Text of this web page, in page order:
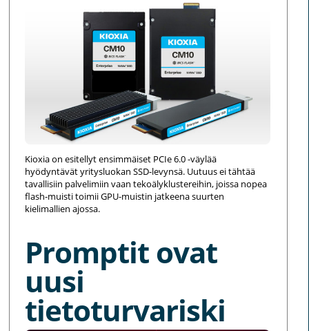
Kioxia on esitellyt ensimmäiset PCIe 6.0 -väylää
hyödyntävät yritysluokan SSD-levynsä. Uutuus ei tähtää
tavallisiin palvelimiin vaan tekoälyklustereihin, joissa nopea
flash-muisti toimii GPU-muistin jatkeena suurten
kielimallien ajossa.
Promptit ovat
uusi
tietoturvariski